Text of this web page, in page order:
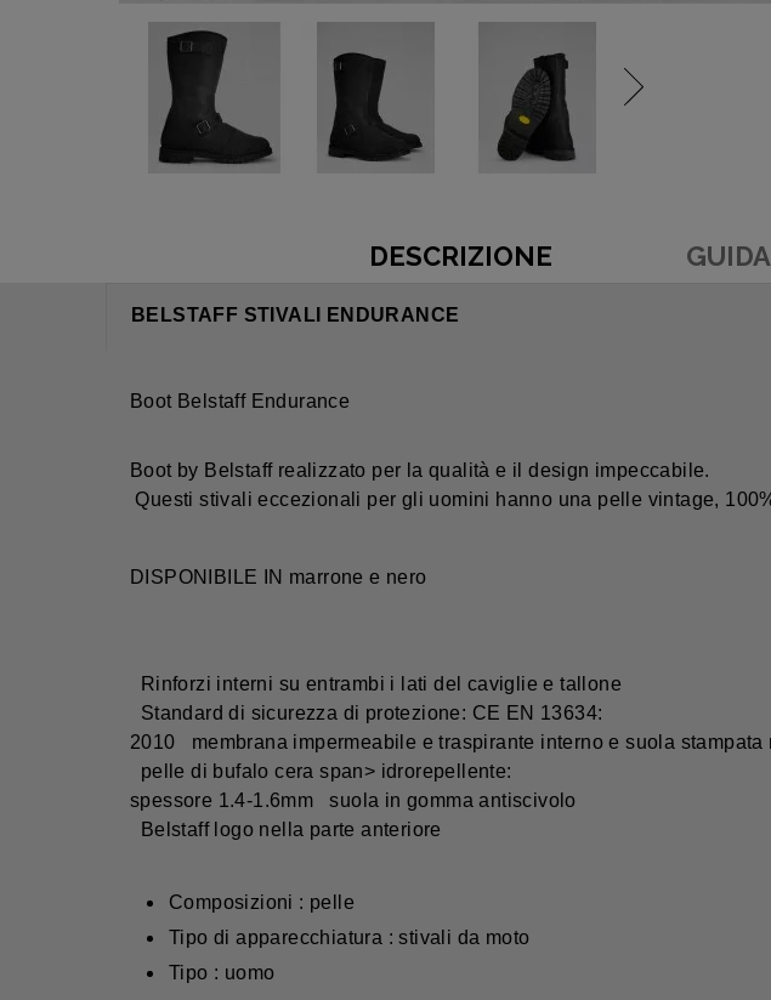
DESCRIZIONE
BELSTAFF STIVALI ENDURANCE
Boot Belstaff Endurance
Boot by Belstaff realizzato per la qualità e il design impeccabile.
Questi stivali eccezionali per gli uomini hanno una pelle vintage,
DISPONIBILE IN marrone e nero
Rinforzi interni su entrambi i lati del caviglie e tallone
Standard di sicurezza di protezione: CE EN 13634:
2010 membrana impermeabile e traspirante interno e suola stampata
pelle di bufalo cera span> idrorepellente:
spessore 1.4-1.6mm suola in gomma antiscivolo
Belstaff logo nella parte anteriore
Composizioni : pelle
Tipo di apparecchiatura : stivali da moto
Tipo : uomo